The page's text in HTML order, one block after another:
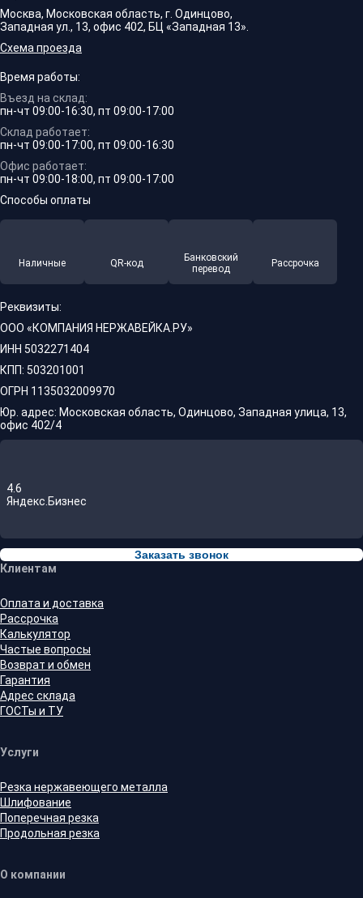
Москва, Московская область, г. Одинцово,
Западная ул., 13, офис 402, БЦ «Западная 13».
Схема проезда
Время работы:
Въезд на склад:
пн-чт 09:00-16:30, пт 09:00-17:00
Склад работает:
пн-чт 09:00-17:00, пт 09:00-16:30
Офис работает:
пн-чт 09:00-18:00, пт 09:00-17:00
Способы оплаты
Наличные QR-код
Банковский
перевод
Рассрочка
Реквизиты:
ООО «КОМПАНИЯ НЕРЖАВЕЙКА.РУ»
ИНН 5032271404
КПП: 503201001
ОГРН 1135032009970
Юр. адрес: Московская область, Одинцово, Западная улица, 13,
офис 402/4
4.6
Яндекс.Бизнес
Заказать звонок
Клиентам
Оплата и доставка
Рассрочка
Калькулятор
Частые вопросы
Возврат и обмен
Гарантия
Адрес склада
ГОСТы и ТУ
Услуги
Резка нержавеющего металла
Шлифование
Поперечная резка
Продольная резка
О компании